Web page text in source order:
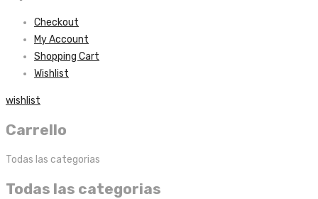
Checkout
My Account
Shopping Cart
Wishlist
wishlist
Carrello
Todas las categorias
Todas las categorias